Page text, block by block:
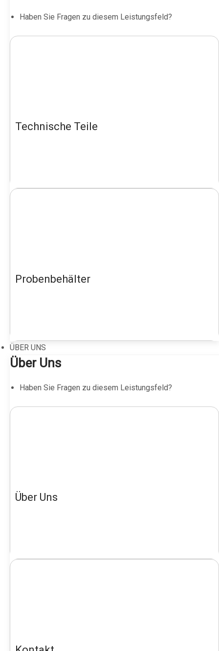
Haben Sie Fragen zu diesem Leistungsfeld?
Technische Teile
Probenbehälter
ÜBER UNS
Über Uns
Haben Sie Fragen zu diesem Leistungsfeld?
Über Uns